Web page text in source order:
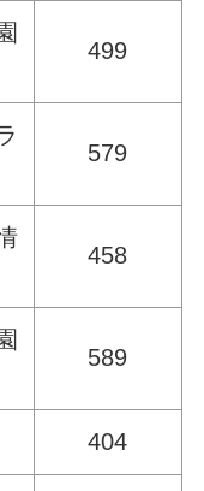
499
579
458
589
404